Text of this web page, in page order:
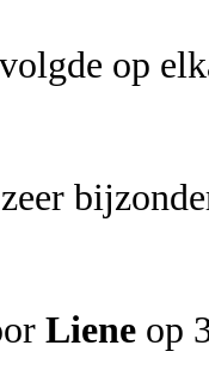
op
Liene op